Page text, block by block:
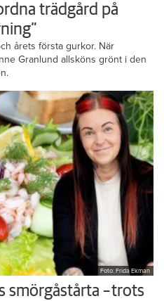
trädgård på
årets första gurkor. När
Granlund allsköns grönt i den
Foto: Frida Ekman
smörgåstårta – trots